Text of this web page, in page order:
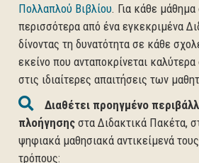
Πολλαπλού Βιβλίου. Για κάθε μάθημα
περισσότερα από ένα εγκεκριμένα
δίνοντας τη δυνατότητα σε κάθε
εκείνο που ανταποκρίνεται
στις ιδιαίτερες απαιτήσεις των
Διαθέτει προηγμένο
πλοήγησης στα Διδακτικά Πακέτα,
ψηφιακά μαθησιακά αντικείμενά
τρόπους: